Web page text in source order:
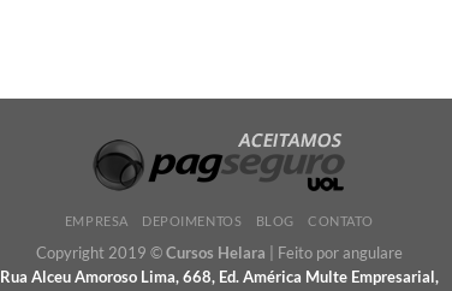
EMPRESA DEPOIMENTOS BLOG CONTATO
Copyright 2019 ©Cursos Helara | Feito porangulare
Rua Alceu Amoroso Lima, 668, Ed. América Multe Empresarial,